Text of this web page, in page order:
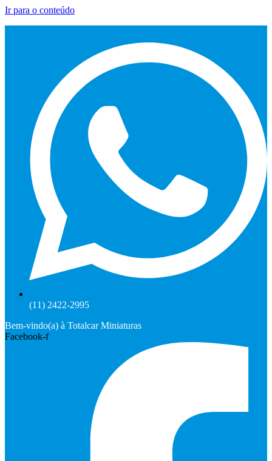
Ir para o conteúdo
(11) 2422-2995
Bem-vindo(a) à Totalcar Miniaturas
Facebook-f